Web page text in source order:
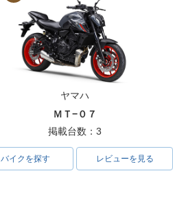
ヤマハ
ＭＴ−０７
掲載台数：3
バイクを探す レビューを見る